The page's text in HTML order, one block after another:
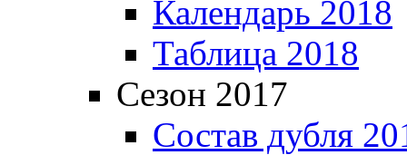
Календарь 2018
Таблица 2018
Сезон 2017
Состав дубля